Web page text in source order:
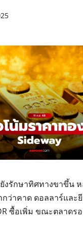
งรักษาทิศทางขาขึ้น ห
ว่าคาด ดอลลาร์และ
ซื้อเพิ่ม ขณะตลาดรอ